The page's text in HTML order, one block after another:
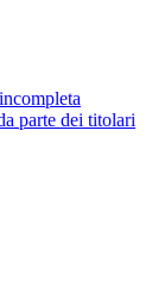
parte dei titolari